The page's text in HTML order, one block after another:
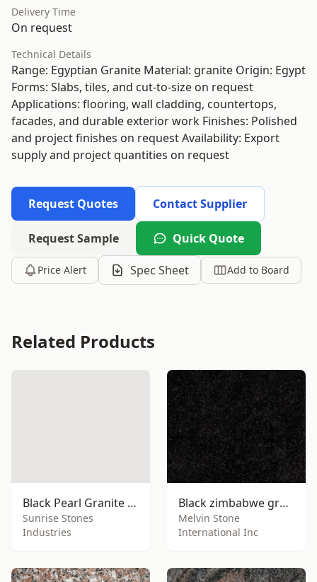
Delivery Time
On request
Technical Details
Range: Egyptian Granite Material: granite Origin: Egypt
Forms: Slabs, tiles, and cut-to-size on request
Applications: flooring, wall cladding, countertops,
facades, and durable exterior work Finishes: Polished
and project finishes on request Availability: Export
supply and project quantities on request
Request Quotes Contact Supplier
Request Sample Quick Quote
Price Alert Spec Sheet Add to Board
Related Products
Black Pearl Granite (GRT-BPL)
Sunrise Stones
Industries
Black zimbabwe granite
Melvin Stone
International Inc